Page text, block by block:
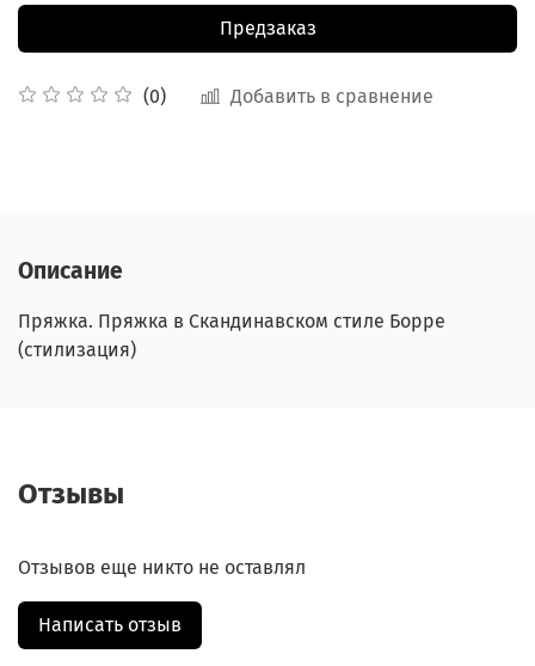
(0) Добавить в сравнение
Предзаказ
Описание
Пряжка. Пряжка в Скандинавском стиле Борре
(стилизация)
Отзывы
Отзывов еще никто не оставлял
Написать отзыв